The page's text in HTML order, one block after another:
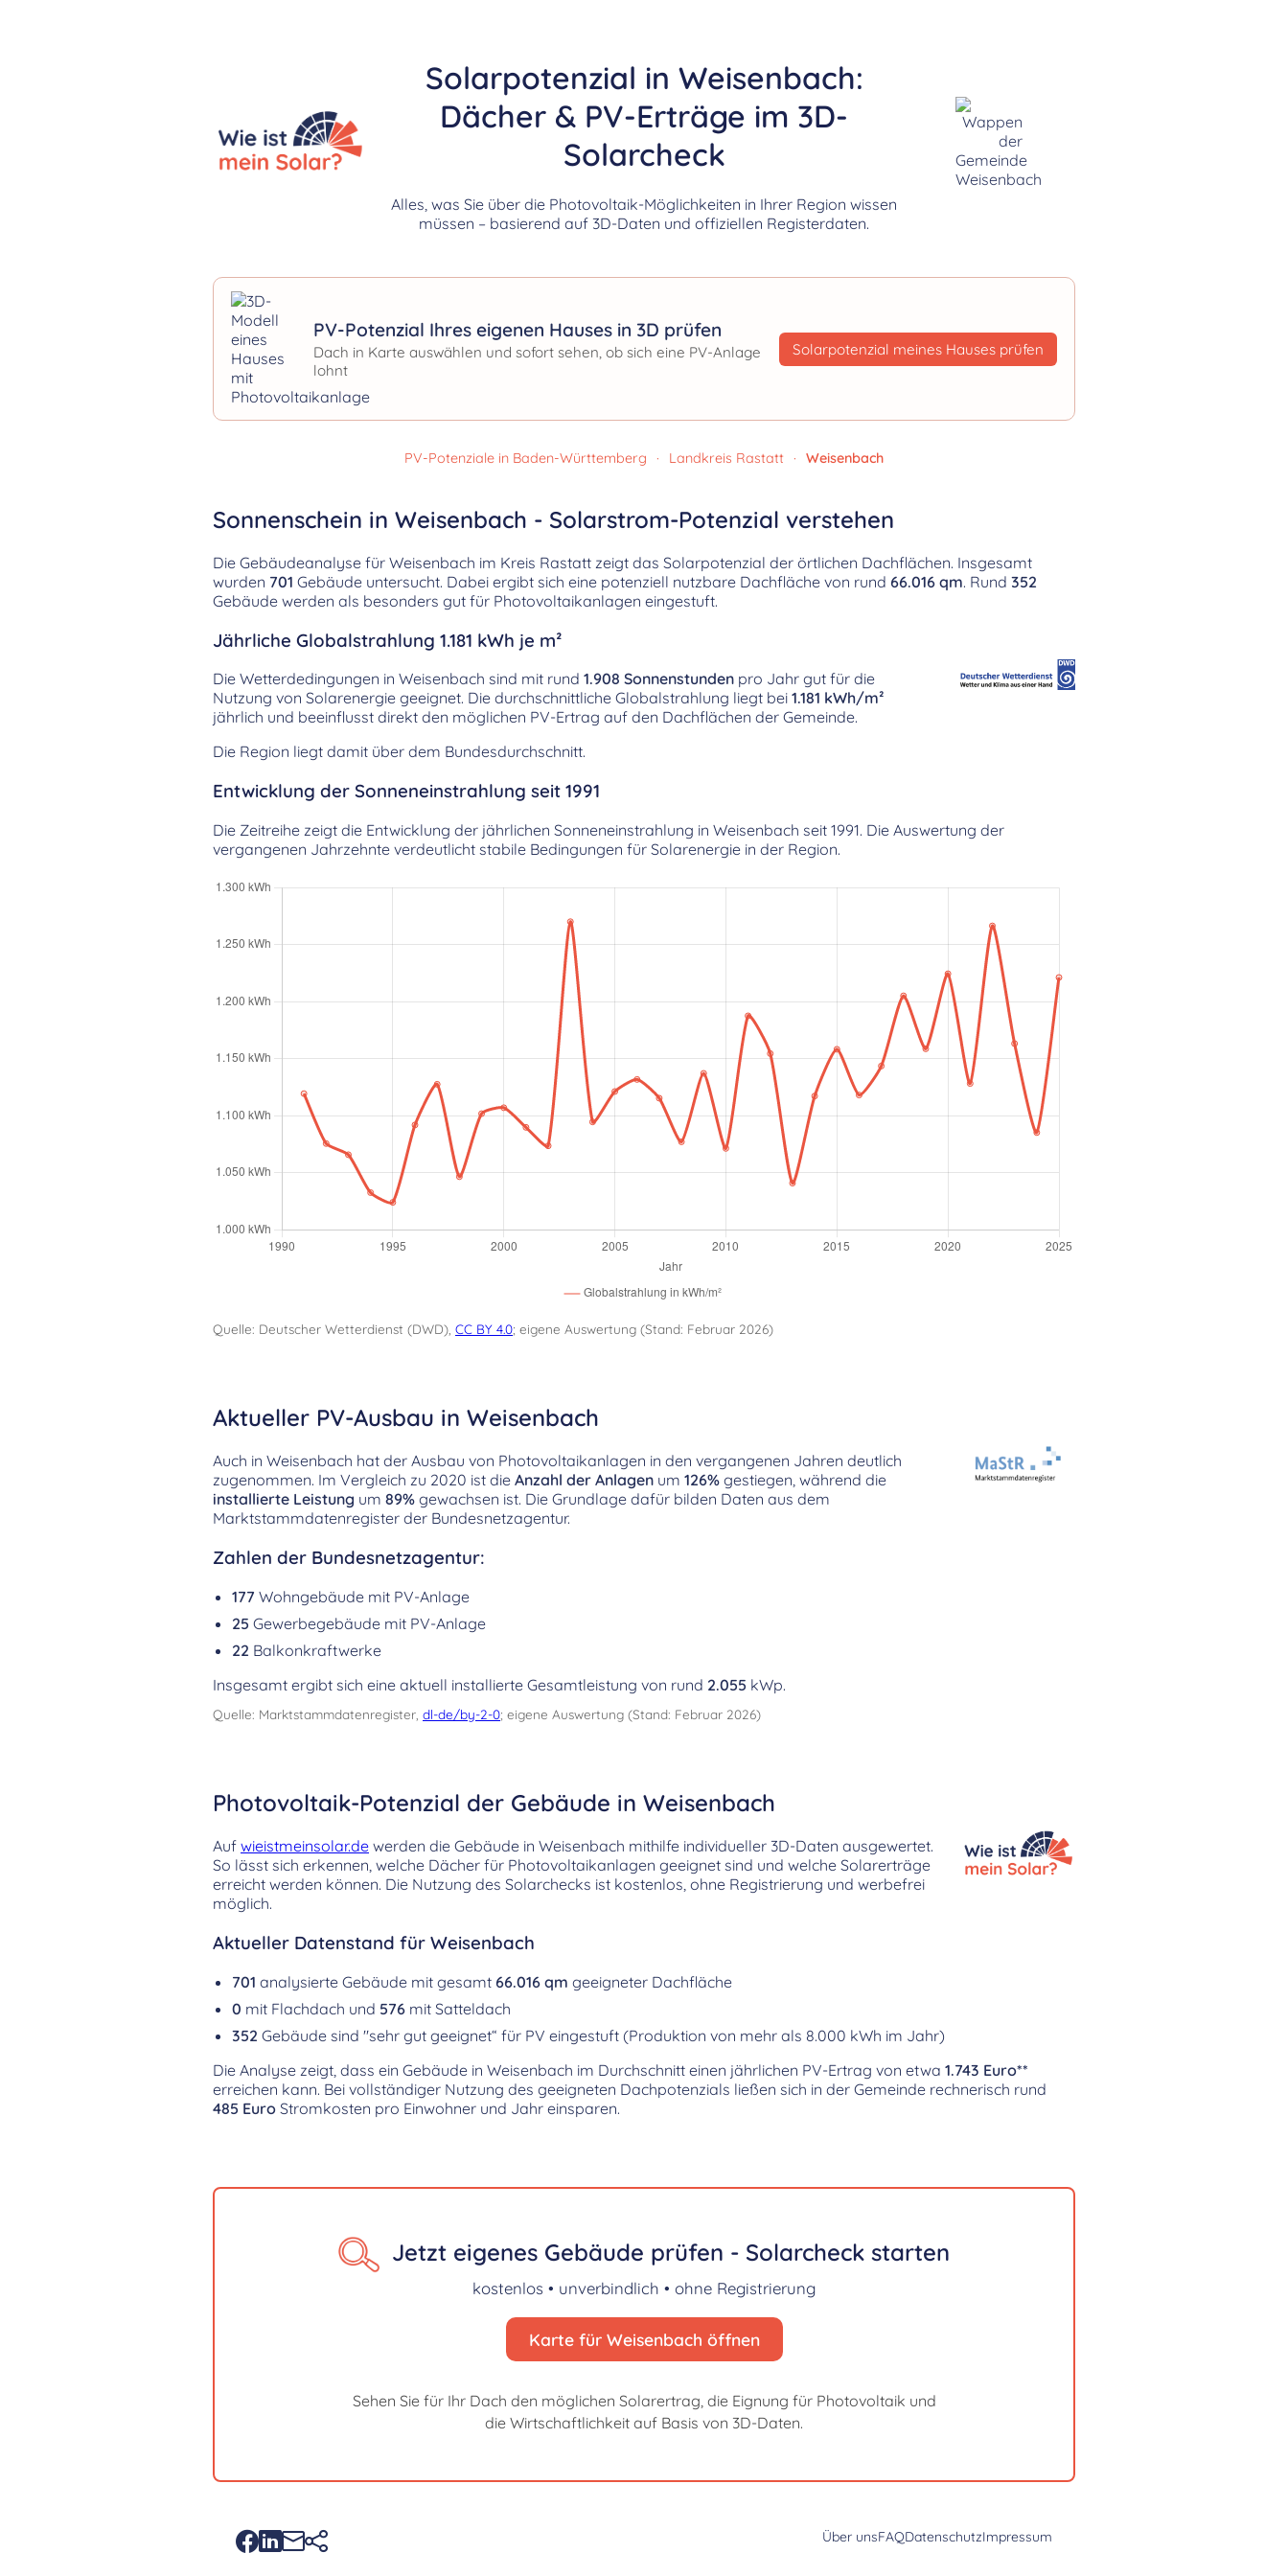
Solarpotenzial in Weisenbach:
Dächer & PV-Erträge im 3D-
Solarcheck
Alles, was Sie über die Photovoltaik-Möglichkeiten in Ihrer Region wissen
müssen – basierend auf 3D-Daten und offiziellen Registerdaten.
PV-Potenzial Ihres eigenen Hauses in 3D prüfen
Dach in Karte auswählen und sofort sehen, ob sich eine PV-Anlage
lohnt
Solarpotenzial meines Hauses prüfen
PV-Potenziale in Baden-Württemberg · Landkreis Rastatt · Weisenbach
Sonnenschein in Weisenbach - Solarstrom-Potenzial verstehen
Die Gebäudeanalyse für Weisenbach im Kreis Rastatt zeigt das Solarpotenzial der örtlichen Dachflächen. Insgesamt
wurden 701 Gebäude untersucht. Dabei ergibt sich eine potenziell nutzbare Dachfläche von rund 66.016 qm. Rund 352
Gebäude werden als besonders gut für Photovoltaikanlagen eingestuft.
Jährliche Globalstrahlung 1.181 kWh je m²
Die Wetterdedingungen in Weisenbach sind mit rund 1.908 Sonnenstunden pro Jahr gut für die
Nutzung von Solarenergie geeignet. Die durchschnittliche Globalstrahlung liegt bei 1.181 kWh/m²
jährlich und beeinflusst direkt den möglichen PV-Ertrag auf den Dachflächen der Gemeinde.
Die Region liegt damit über dem Bundesdurchschnitt.
Entwicklung der Sonneneinstrahlung seit 1991
Die Zeitreihe zeigt die Entwicklung der jährlichen Sonneneinstrahlung in Weisenbach seit 1991. Die Auswertung der
vergangenen Jahrzehnte verdeutlicht stabile Bedingungen für Solarenergie in der Region.
Quelle: Deutscher Wetterdienst (DWD), CC BY 4.0; eigene Auswertung (Stand: Februar 2026)
Aktueller PV-Ausbau in Weisenbach
Auch in Weisenbach hat der Ausbau von Photovoltaikanlagen in den vergangenen Jahren deutlich
zugenommen. Im Vergleich zu 2020 ist die Anzahl der Anlagen um 126% gestiegen, während die
installierte Leistung um 89% gewachsen ist. Die Grundlage dafür bilden Daten aus dem
Marktstammdatenregister der Bundesnetzagentur.
Zahlen der Bundesnetzagentur:
177 Wohngebäude mit PV-Anlage
25 Gewerbegebäude mit PV-Anlage
22 Balkonkraftwerke
Insgesamt ergibt sich eine aktuell installierte Gesamtleistung von rund 2.055 kWp.
Quelle: Marktstammdatenregister, dl-de/by-2-0; eigene Auswertung (Stand: Februar 2026)
Photovoltaik-Potenzial der Gebäude in Weisenbach
Auf wieistmeinsolar.de werden die Gebäude in Weisenbach mithilfe individueller 3D-Daten ausgewertet.
So lässt sich erkennen, welche Dächer für Photovoltaikanlagen geeignet sind und welche Solarerträge
erreicht werden können. Die Nutzung des Solarchecks ist kostenlos, ohne Registrierung und werbefrei
möglich.
Aktueller Datenstand für Weisenbach
701 analysierte Gebäude mit gesamt 66.016 qm geeigneter Dachfläche
0 mit Flachdach und 576 mit Satteldach
352 Gebäude sind "sehr gut geeignet“ für PV eingestuft (Produktion von mehr als 8.000 kWh im Jahr)
Die Analyse zeigt, dass ein Gebäude in Weisenbach im Durchschnitt einen jährlichen PV-Ertrag von etwa 1.743 Euro**
erreichen kann. Bei vollständiger Nutzung des geeigneten Dachpotenzials ließen sich in der Gemeinde rechnerisch rund
485 Euro Stromkosten pro Einwohner und Jahr einsparen.
Jetzt eigenes Gebäude prüfen - Solarcheck starten
kostenlos • unverbindlich • ohne Registrierung
Karte für Weisenbach öffnen
Sehen Sie für Ihr Dach den möglichen Solarertrag, die Eignung für Photovoltaik und
die Wirtschaftlichkeit auf Basis von 3D-Daten.
Über unsFAQDatenschutzImpressum